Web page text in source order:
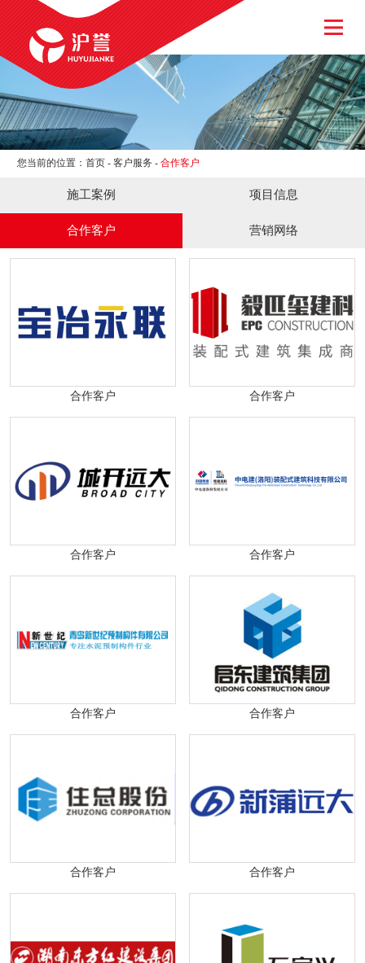
网站首页
关于我们
新闻资讯
产品中心
客户服务
加入我们
您当前的位置：首页-客户服务 -合作客户
施工案例 项目信息
合作客户 营销网络
合作客户 合作客户
合作客户 合作客户
合作客户 合作客户
合作客户 合作客户